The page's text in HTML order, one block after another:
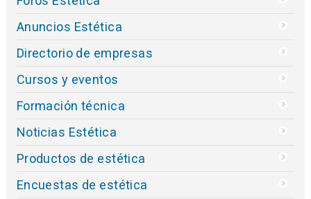
Anuncios Estética
Directorio de empresas
Cursos y eventos
Formación técnica
Noticias Estética
Productos de estética
Encuestas de estética